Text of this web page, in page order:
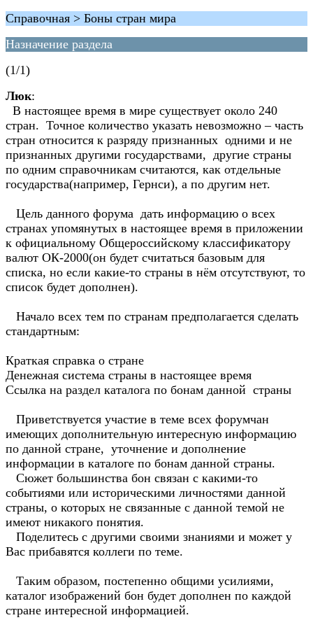
Справочная > Боны стран мира
Назначение раздела
(1/1)
Люк:
В настоящее время в мире существует около 240
стран. Точное количество указать невозможно – часть
стран относится к разряду признанныx одними и не
признанныx другими государствами, другие страны
по одним справочникам считаются, как отдельные
государства(например, Гернси), а по другим нет.
Цель данного форума дать информацию о всех
странах упомянутых в настоящее время в приложении
к официальному Общероссийскому классификатору
валют ОК-2000(он будет считаться базовым для
списка, но если какие-то страны в нём отсутствуют, то
список будет дополнен).
Начало всех тем по странам предполагается сделать
стандартным:
Краткая справка о стране
Денежная система страны в настоящее время
Ссылка на раздел каталога по бонам данной страны
Приветствуется участие в теме всех форумчан
имеющих дополнительную интересную информацию
по данной стране, уточнение и дополнение
информации в каталоге по бонам данной страны.
Сюжет большинства бон связан с какими-то
событиями или историческими личностями данной
страны, о которых не связанные с данной темой не
имеют никакого понятия.
Поделитесь с другими своими знаниями и может у
Вас прибавятся коллеги по теме.
Таким образом, постепенно общими усилиями,
каталог изображений бон будет дополнен по каждой
стране интересной информацией.